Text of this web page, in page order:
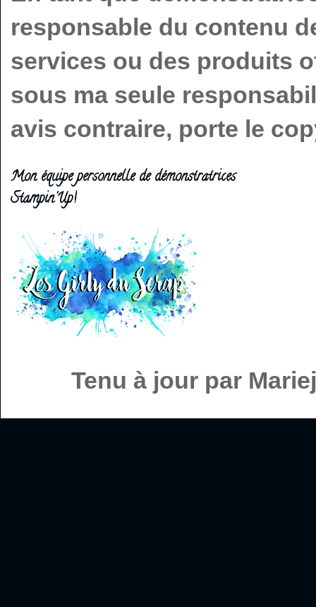
responsable du contenu
services ou des produits
sous ma seule
avis contraire, porte le
Mon équipe personnelle de démonstratrices
Stampin'Up!
Tenu à jour par